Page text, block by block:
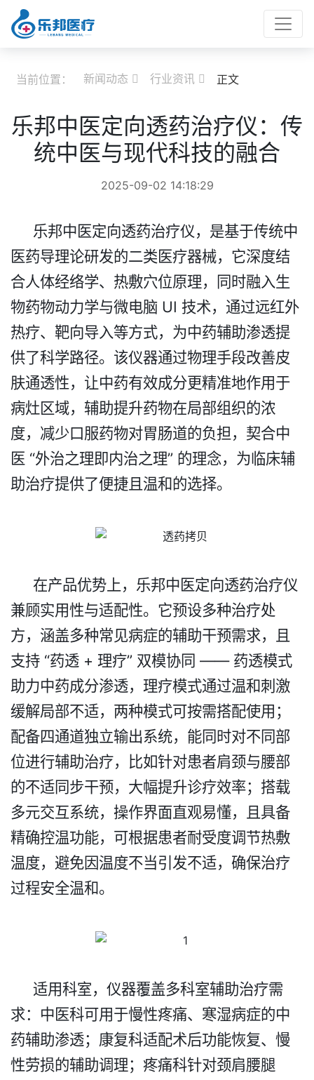
当前位置： 新闻动态  行业资讯  正文
乐邦中医定向透药治疗仪：传
统中医与现代科技的融合​
2025-09-02 14:18:29
乐邦中医定向透药治疗仪，是基于传统中
医药导理论研发的二类医疗器械，它深度结
合人体经络学、热敷穴位原理，同时融入生
物药物动力学与微电脑 UI 技术，通过远红外
热疗、靶向导入等方式，为中药辅助渗透提
供了科学路径。该仪器通过物理手段改善皮
肤通透性，让中药有效成分更精准地作用于
病灶区域，辅助提升药物在局部组织的浓
度，减少口服药物对胃肠道的负担，契合中
医 “外治之理即内治之理” 的理念，为临床辅
助治疗提供了便捷且温和的选择。​
在产品优势上， 乐邦中医定向透药治疗仪
兼顾实用性与适配性。它预设多种治疗处
方，涵盖多种常见病症的辅助干预需求，且
支持 “药透 + 理疗” 双模协同 —— 药透模式
助力中药成分渗透，理疗模式通过温和刺激
缓解局部不适，两种模式可按需搭配使用；
配备四通道独立输出系统，能同时对不同部
位进行辅助治疗，比如针对患者肩颈与腰部
的不适同步干预，大幅提升诊疗效率；搭载
多元交互系统，操作界面直观易懂，且具备
精确控温功能，可根据患者耐受度调节热敷
温度，避免因温度不当引发不适，确保治疗
过程安全温和。​
适用科室，仪器覆盖多科室辅助治疗需
求：中医科可用于慢性疼痛、寒湿病症的中
药辅助渗透；康复科适配术后功能恢复、慢
性劳损的辅助调理；疼痛科针对颈肩腰腿